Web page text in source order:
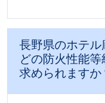
長野県のホテ
どの防火性能
求められますか